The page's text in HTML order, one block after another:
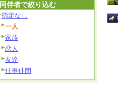
同伴者で絞り込む
指定なし
一人
家族
恋人
友達
仕事仲間